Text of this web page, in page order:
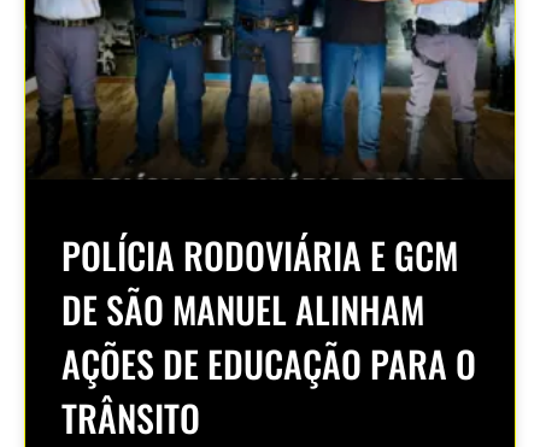
POLÍCIA RODOVIÁRIA E GCM
DE SÃO MANUEL ALINHAM
AÇÕES DE EDUCAÇÃO PARA O
TRÂNSITO